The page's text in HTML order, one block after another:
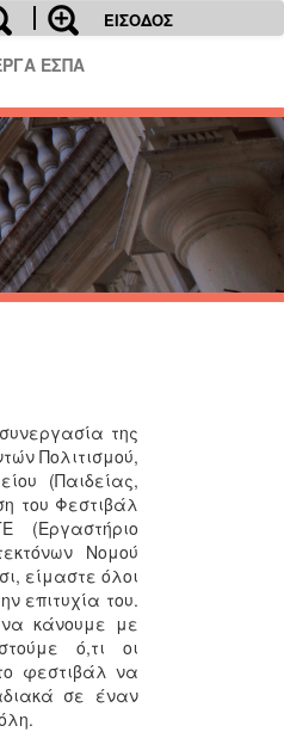
ΕΙΣΟΔΟΣ
ΕΣΠΑ
της
Πολιτισμού,
(Παιδείας,
του Φεστιβάλ
(Εργαστήριο
Νομού
είμαστε όλοι
επιτυχία του.
να κάνουμε με
ό,τι οι
φεστιβάλ να
σε έναν